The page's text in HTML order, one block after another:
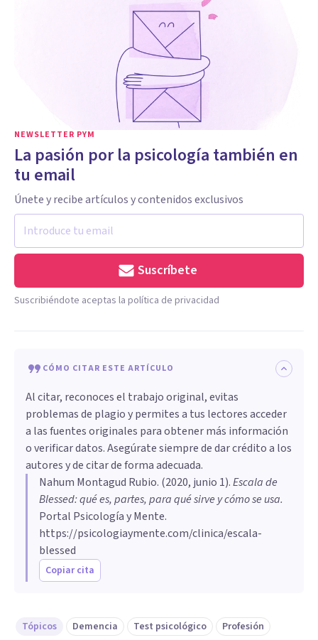
NEWSLETTER PYM
La pasión por la psicología también en
tu email
Únete y recibe artículos y contenidos exclusivos
Suscríbete
Suscribiéndote aceptas la política de privacidad
CÓMO CITAR ESTE ARTÍCULO
Al citar, reconoces el trabajo original, evitas
problemas de plagio y permites a tus lectores acceder
a las fuentes originales para obtener más información
o verificar datos. Asegúrate siempre de dar crédito a los
autores y de citar de forma adecuada.
Nahum Montagud Rubio. (2020, junio 1).Escala de
Blessed: qué es, partes, para qué sirve y cómo se usa.
Portal Psicología y Mente.
https://psicologiaymente.com/clinica/escala-
blessed
Copiar cita
Tópicos Demencia Test psicológico Profesión